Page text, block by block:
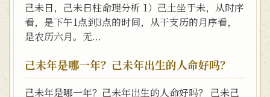
己未日，己未日柱命理分析 1）己土坐于未，从时序
看，是下午1点到3点的时间，从干支历的月序看，
是农历六月。无...
己未年是哪一年？己未年出生的人命好吗？
己未年是哪一年？己未年出生的人命好吗？ 己未己